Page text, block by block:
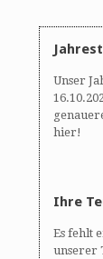
Unser
hier!
Ihre
Es fehlt
unserer